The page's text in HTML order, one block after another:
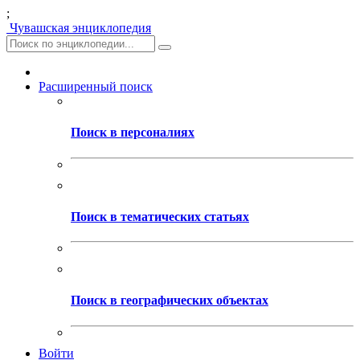
;
Чувашская энциклопедия
Расширенный поиск
Поиск в персоналиях
Поиск в тематических статьях
Поиск в географических объектах
Войти